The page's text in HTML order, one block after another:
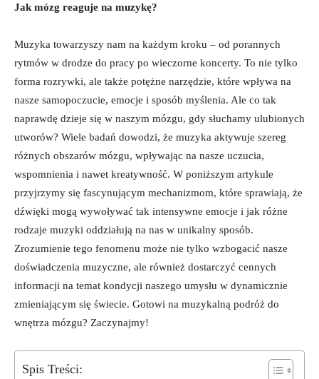
Jak mózg reaguje na muzykę?
Muzyka towarzyszy nam na każdym kroku – od porannych
rytmów w drodze do pracy po wieczorne koncerty. To nie tylko
forma rozrywki, ale także potężne narzędzie, które wpływa na
nasze samopoczucie, emocje i sposób myślenia. Ale co tak
naprawdę dzieje się w naszym mózgu, gdy słuchamy ulubionych
utworów? Wiele badań dowodzi, że muzyka aktywuje szereg
różnych obszarów mózgu, wpływając na nasze uczucia,
wspomnienia i nawet kreatywność. W poniższym artykule
przyjrzymy się fascynującym mechanizmom, które sprawiają, że
dźwięki mogą wywoływać tak intensywne emocje i jak różne
rodzaje muzyki oddziałują na nas w unikalny sposób.
Zrozumienie tego fenomenu może nie tylko wzbogacić nasze
doświadczenia muzyczne, ale również dostarczyć cennych
informacji na temat kondycji naszego umysłu w dynamicznie
zmieniającym się świecie. Gotowi na muzykalną podróż do
wnętrza mózgu? Zaczynajmy!
Spis Treści: